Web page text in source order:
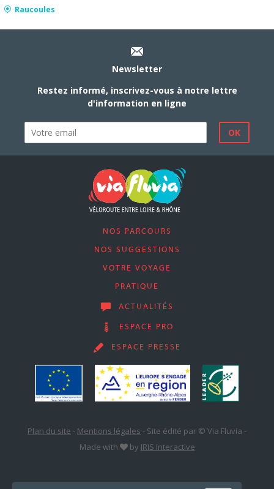
Raucoules
Newsletter
Restez informé, inscrivez-vous à notre lettre
d'information en ligne
NOS PARCOURS
NOS SUGGESTIONS
VOTRE VOYAGE
PRATIQUE
ACTUALITÉS
ESPACE PRO
ESPACE PRESSE
Plan du site - Mentions légales - Site édité par © Via Fluvia -
Made with
by IRIS Interactive